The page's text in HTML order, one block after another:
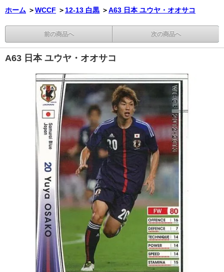
ホーム ＞WCCF ＞12-13 白黒 ＞A63 日本 ユウヤ・オオサコ
前の商品へ 次の商品へ
A63 日本 ユウヤ・オオサコ